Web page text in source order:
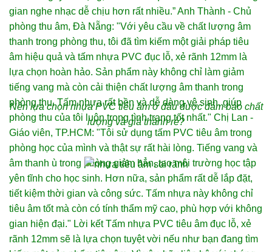
Nên lựa chọn nhựa PVC tiêu âm ở đâu được đảm bảo chất
lượng và giá thành rẻ?